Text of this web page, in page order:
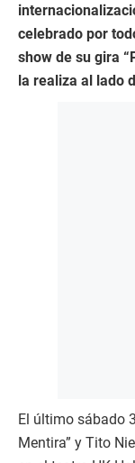
celebrado por
show de su gira
la realiza al lado
El último sábado
Mentira” y Tito